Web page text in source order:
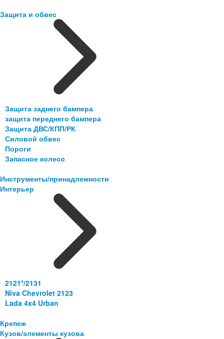
Защита и обвес
Защита заднего бампера
защита переднего бампера
Защита ДВС/КПП/РК
Силовой обвес
Пороги
Запасное колесо
Инструменты/принадлежности
Интерьер
2121*/2131
Niva Chevrolet 2123
Lada 4x4 Urban
Крепеж
Кузов/элементы кузова